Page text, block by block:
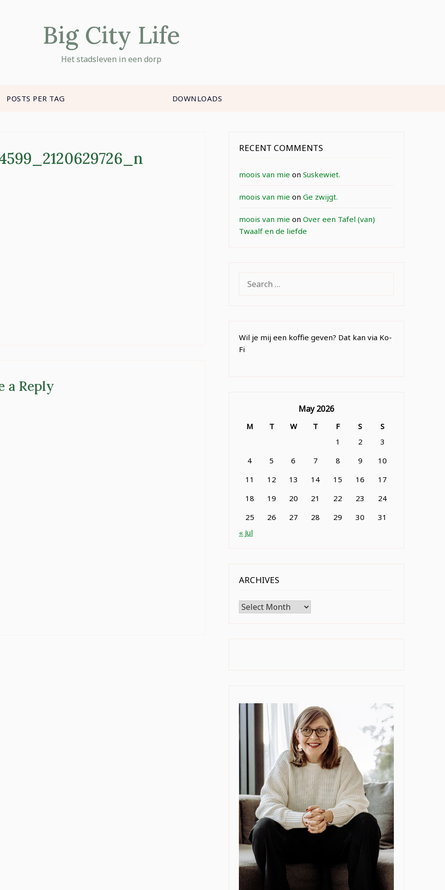
Big City Life
Het stadsleven in een dorp
POSTS PER TAG DOWNLOADS
a Reply
RECENT COMMENTS
moois van mie on Suskewiet.
moois van mie on Ge zwijgt.
moois van mie on Over een Tafel (van)
Twaalf en de liefde
FOR:
Wil je mij een koffie geven? Dat kan via Ko-
Fi
May 2026
M T W T F S
S
1
2
3
4
5 6 7 8 9
10
11
12 13 14 15 16
17
18
19 20 21 22 23
24
25
26 27 28 29 30
31
« Jul
ARCHIVES
Archives